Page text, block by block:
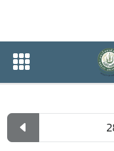
ปฏิทินกิจกรร
ปฏิทินกิจกรรมของหน่